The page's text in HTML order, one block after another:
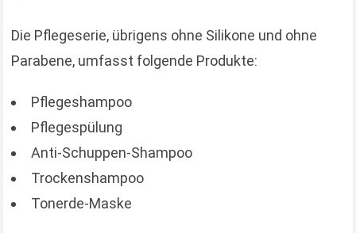
Die Pflegeserie, übrigens ohne Silikone und ohne
Parabene, umfasst folgende Produkte:
Pflegeshampoo
Pflegespülung
Anti-Schuppen-Shampoo
Trockenshampoo
Tonerde-Maske